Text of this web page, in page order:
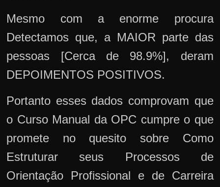
Mesmo com a enorme procura
Detectamos que, a MAIOR parte das
pessoas [Cerca de 98.9%], deram
DEPOIMENTOS POSITIVOS.
Portanto esses dados comprovam que
o Curso Manual da OPC cumpre o que
promete no quesito sobre Como
Estruturar seus Processos de
Orientação Profissional e de Carreira